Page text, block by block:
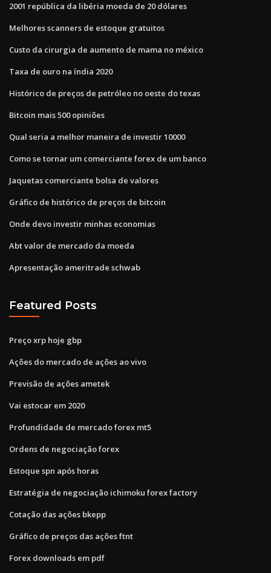
2001 república da libéria moeda de 20 dólares
Melhores scanners de estoque gratuitos
Custo da cirurgia de aumento de mama no méxico
Taxa de ouro na índia 2020
Histórico de preços de petróleo no oeste do texas
Bitcoin mais 500 opiniões
Qual seria a melhor maneira de investir 10000
Como se tornar um comerciante forex de um banco
Jaquetas comerciante bolsa de valores
Gráfico de histórico de preços de bitcoin
Onde devo investir minhas economias
Abt valor de mercado da moeda
Apresentação ameritrade schwab
Featured Posts
Preço xrp hoje gbp
Ações do mercado de ações ao vivo
Previsão de ações ametek
Vai estocar em 2020
Profundidade de mercado forex mt5
Ordens de negociação forex
Estoque spn após horas
Estratégia de negociação ichimoku forex factory
Cotação das ações bkepp
Gráfico de preços das ações ftnt
Forex downloads em pdf